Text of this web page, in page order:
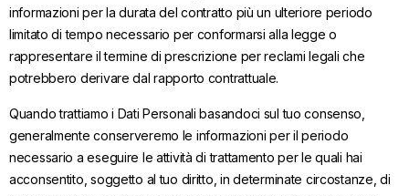
informazioni per la durata del contratto più un ulteriore periodo
limitato di tempo necessario per conformarsi alla legge o
rappresentare il termine di prescrizione per reclami legali che
potrebbero derivare dal rapporto contrattuale.
Quando trattiamo i Dati Personali basandoci sul tuo consenso,
generalmente conserveremo le informazioni per il periodo
necessario a eseguire le attività di trattamento per le quali hai
acconsentito, soggetto al tuo diritto, in determinate circostanze, di